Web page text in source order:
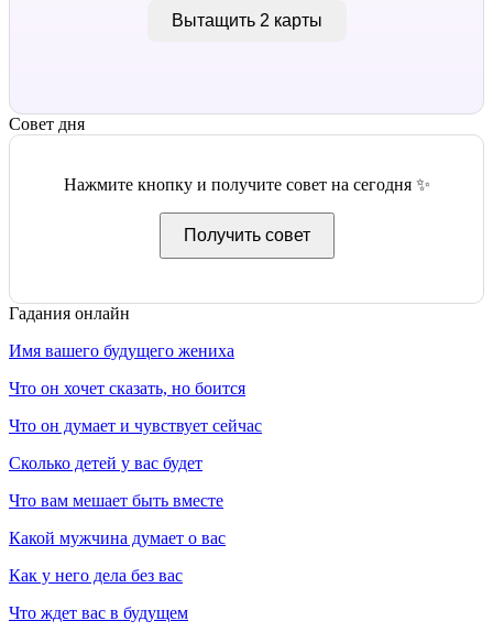
Вытащить 2 карты
Совет дня
Нажмите кнопку и получите совет на сегодня ✨
Получить совет
Гадания онлайн
Имя вашего будущего жениха
Что он хочет сказать, но боится
Что он думает и чувствует сейчас
Сколько детей у вас будет
Что вам мешает быть вместе
Какой мужчина думает о вас
Как у него дела без вас
Что ждет вас в будущем